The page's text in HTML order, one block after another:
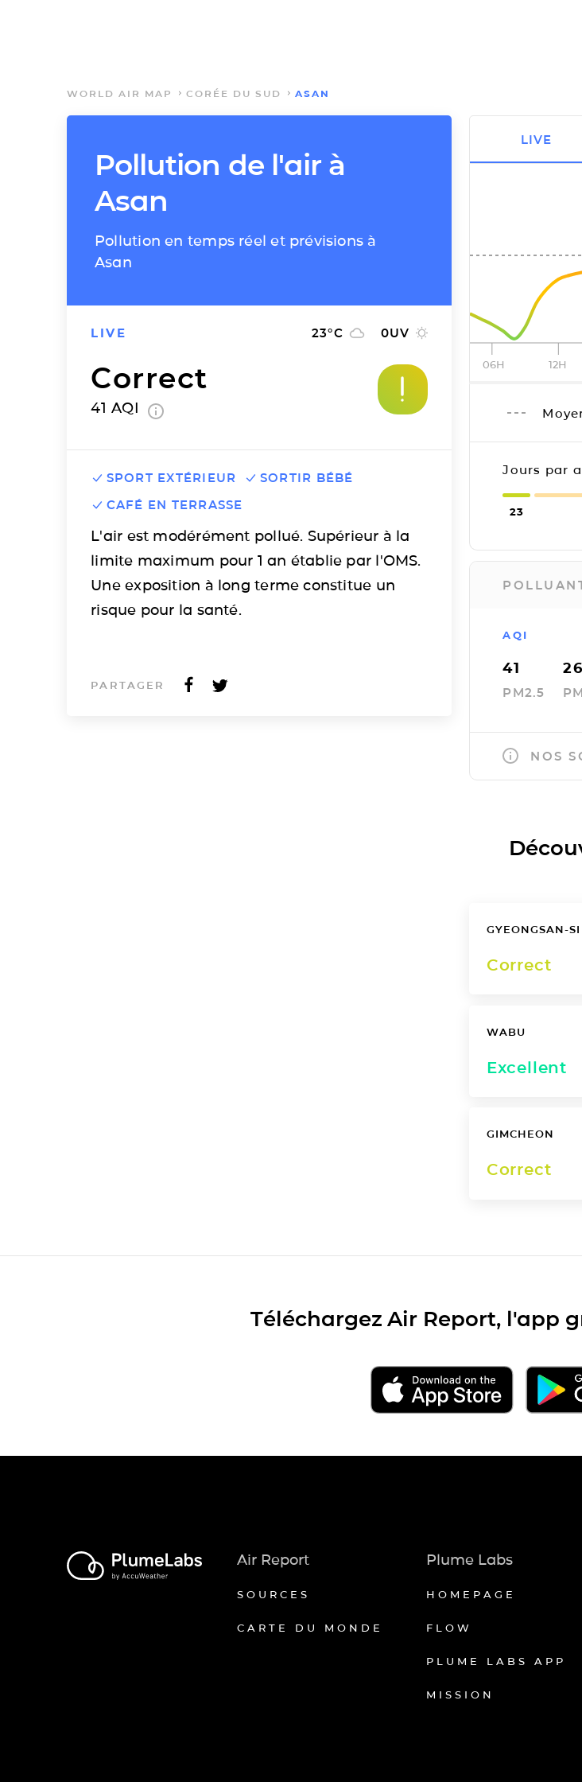
WORLD AIR MAP CORÉE DU SUD ASAN
Pollution de l'air à
Asan
Pollution en temps réel et prévisions à
Asan
LIVE 23°C 0UV
Correct
41 AQI
SPORT EXTÉRIEUR
SORTIR BÉBÉ
CAFÉ EN TERRASSE
L'air est modérément pollué. Supérieur à la
limite maximum pour 1 an établie par l'OMS.
Une exposition à long terme constitue un
risque pour la santé.
PARTAGER
06H 12H
Jours par
23
AQI
41
PM2.5
26
NOS
LIVE
GYEONGSAN-SI
Correct
WABU
Excellent
GIMCHEON
Correct
Téléchargez Air Report, l'app
Air Report
SOURCES
CARTE DU MONDE
Plume Labs
HOMEPAGE
FLOW
PLUME LABS APP
MISSION